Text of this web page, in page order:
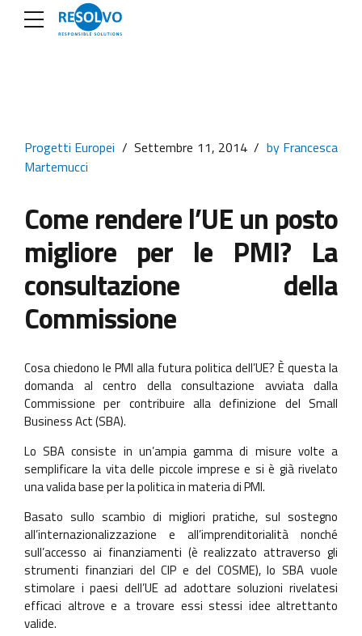
Progetti Europei Settembre 11, 2014
by Francesca
Martemucci
Come rendere l’UE un posto
migliore per le PMI? La
consultazione della
Commissione
Cosa chiedono le PMI alla futura politica dell’UE? È questa la
domanda al centro della consultazione avviata dalla
Commissione per contribuire alla definizione del Small
Business Act (SBA).
Lo SBA consiste in un’ampia gamma di misure volte a
semplificare la vita delle piccole imprese e si è già rivelato
una valida base per la politica in materia di PMI.
Basato sullo scambio di migliori pratiche, sul sostegno
all’internazionalizzazione e all’imprenditorialità nonché
sull’accesso ai finanziamenti (è realizzato attraverso gli
strumenti finanziari del CIP e del COSME), lo SBA vuole
stimolare i paesi dell’UE ad adottare soluzioni rivelatesi
efficaci altrove e a trovare essi stessi idee altrettanto
valide.